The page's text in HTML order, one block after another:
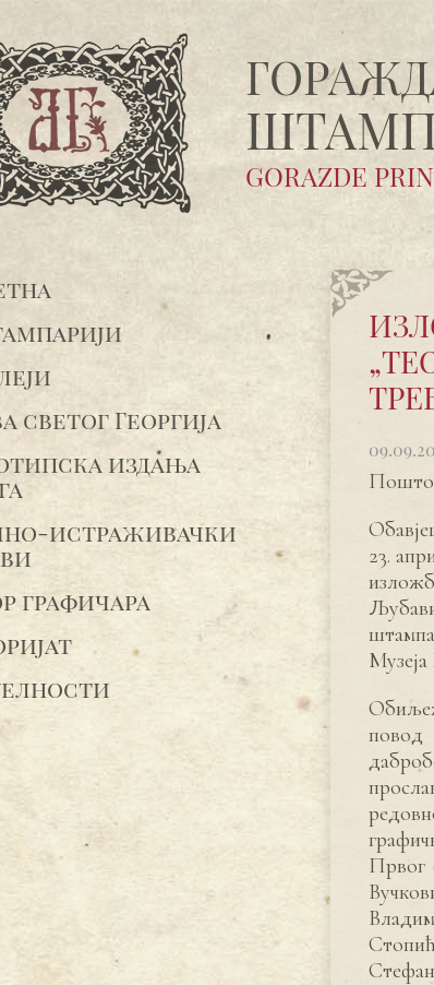
GORAZDE
светог Георгија
издања
истраживачки
графичара
23.
Првог